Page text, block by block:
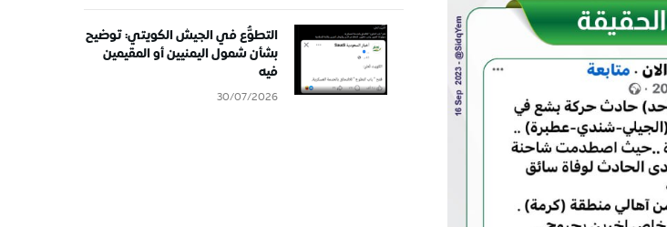
التطوُّع في الجيش الكويتي: توضيح
بشأن شمول اليمنيين أو المقيمين
فيه
30/07/2026